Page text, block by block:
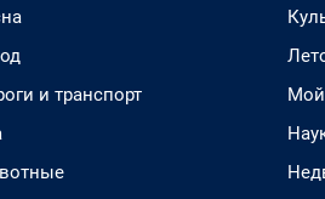
и транспорт